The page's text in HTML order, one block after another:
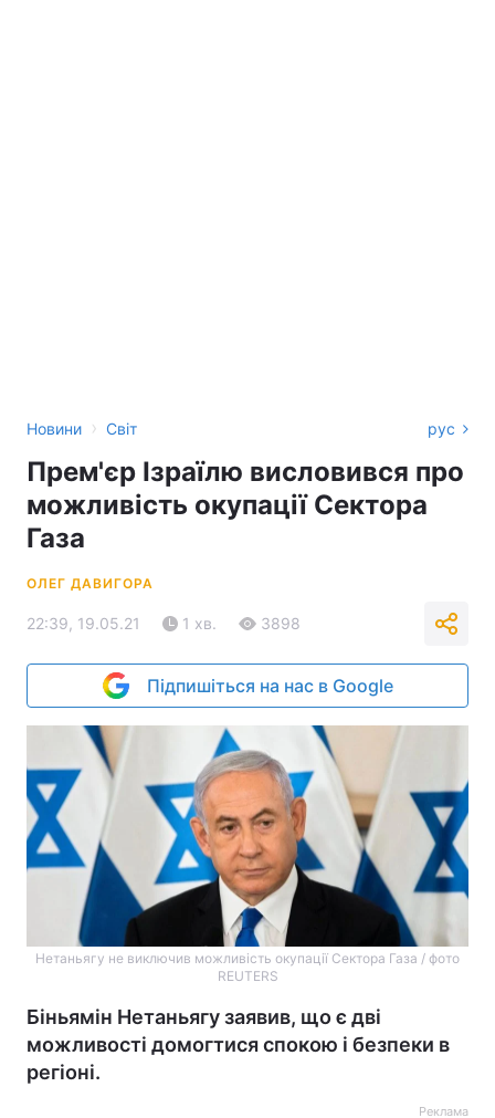
Новини › Світ рус
Прем'єр Ізраїлю висловився про
можливість окупації Сектора
Газа
ОЛЕГ ДАВИГОРА
22:39, 19.05.21 1 хв. 3898
Підпишіться на нас в Google
Нетаньягу не виключив можливість окупації Сектора Газа / фото
REUTERS
Біньямін Нетаньягу заявив, що є дві
можливості домогтися спокою і безпеки в
регіоні.
Реклама